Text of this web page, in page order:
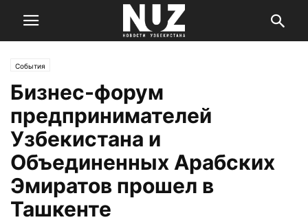
События
Бизнес-форум
предпринимателей
Узбекистана и
Объединенных Арабских
Эмиратов прошел в
Ташкенте